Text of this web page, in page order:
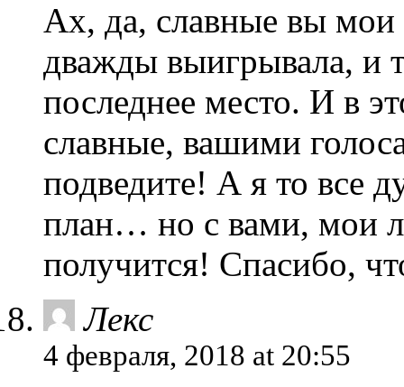
Ах, да, славные вы
дважды выигрывала, и
последнее место. И в
славные, вашими
подведите! А я то все
план… но с вами, мои
получится! Спасибо,
Лекс
4 февраля, 2018 at 20:55